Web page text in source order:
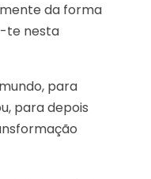
da forma
te nesta
para
para depois